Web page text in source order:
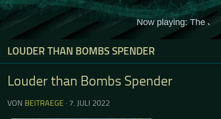
LOUDER THAN BOMBS SPENDER
Louder than Bombs Spender
VON BEITRAEGE · 7. JULI 2022